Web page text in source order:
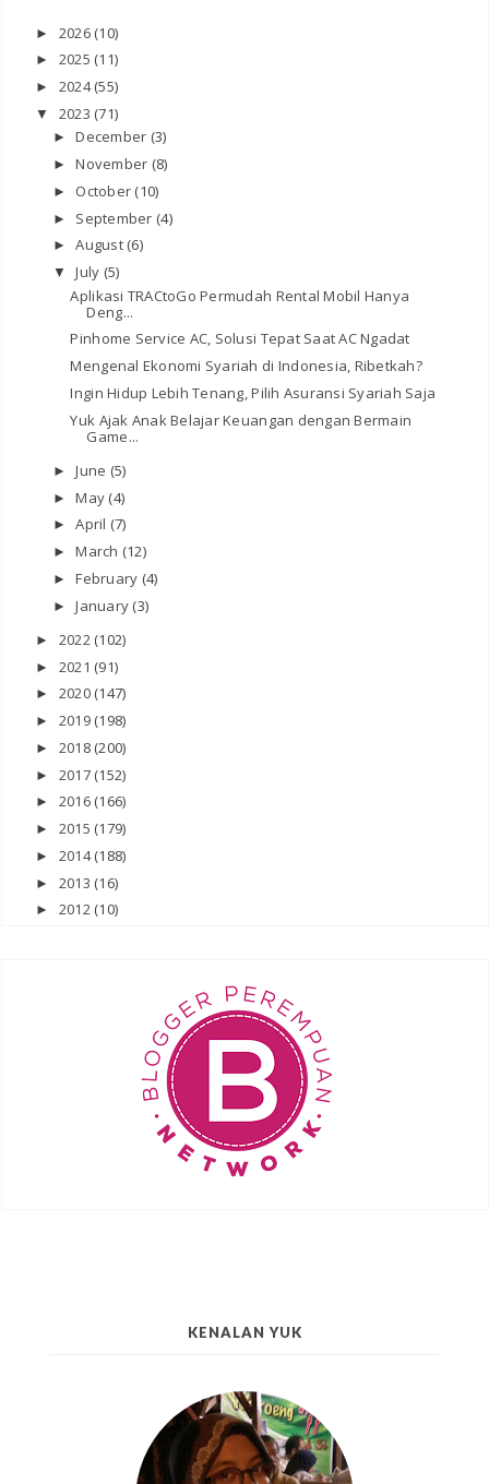
► 2026 (10)
► 2025 (11)
► 2024(55)
▼ 2023 (71)
►December (3)
►November (8)
► October (10)
► September (4)
►August (6)
▼July (5)
Aplikasi TRACtoGo Permudah Rental Mobil Hanya
Deng...
Pinhome Service AC, Solusi Tepat Saat AC Ngadat
Mengenal Ekonomi Syariah di Indonesia, Ribetkah?
Ingin Hidup Lebih Tenang, Pilih Asuransi Syariah Saja
Yuk Ajak Anak Belajar Keuangan dengan Bermain
Game...
►June (5)
►May (4)
►April (7)
►March (12)
►February (4)
►January (3)
► 2022 (102)
► 2021 (91)
► 2020 (147)
► 2019 (198)
► 2018 (200)
► 2017 (152)
► 2016 (166)
► 2015 (179)
► 2014(188)
► 2013 (16)
► 2012 (10)
KENALAN YUK